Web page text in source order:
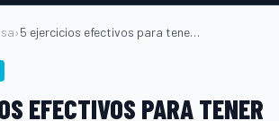
› 5 ejercicios efectivos para tener más gl...
EFECTIVOS PARA TENER